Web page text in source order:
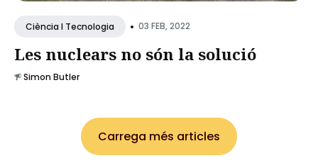
Ciència I Tecnologia • 03 FEB, 2022
Les nuclears no són la solució
Simon Butler
Carrega més articles